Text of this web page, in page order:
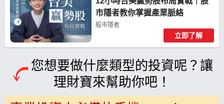
共 16 個章節
市隱者教你掌握產業脈絡
股市隱者
立即了解
您想要做什麼類型的投資呢？讓
理財寶來幫助你吧！